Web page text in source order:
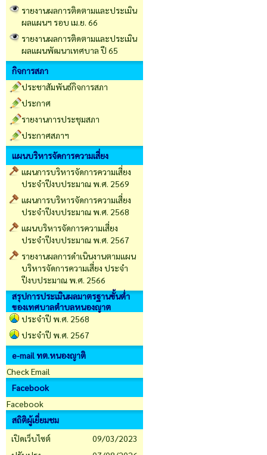
รายงานผลการติดตามและประเมิน
ผลแผนฯ รอบ เม.ย. 66
รายงานผลการติดตามและประเมิน
ผลแผนพัฒนาเทศบาล ปี 65
กิจการสภา
ประชาสัมพันธ์กิจการสภา
ประกาศ
รายงานการประชุมสภา
ประกาศสภาฯ
แผนบริหารจัดการความเสี่ยง
แผนการบริหารจัดการความเสี่ยง
ประจำปีงบประมาณ พ.ศ. 2569
แผนการบริหารจัดการความเสี่ยง
ประจำปีงบประมาณ พ.ศ. 2568
แผนบริหารจัดการความเสี่ยง
ประจำปีงบประมาณ พ.ศ. 2567
รายงานผลการดำเนินงานตามแผน
บริหารจัดการความเสี่ยง ประจำ
ปีงบประมาณ พ.ศ. 2566
สรุปการประเมินผลมาตรฐานขั้นต่ำ
ของเทศบาลตำบลหนองญาต
ประจำปี พ.ศ. 2568
ประจำปี พ.ศ. 2567
e-mail ทต.หนองญาติ
Check Email
Facebook
Facebook
สถิติผู้เยี่ยมชม
เปิดเว็บไซต์
09/03/2023